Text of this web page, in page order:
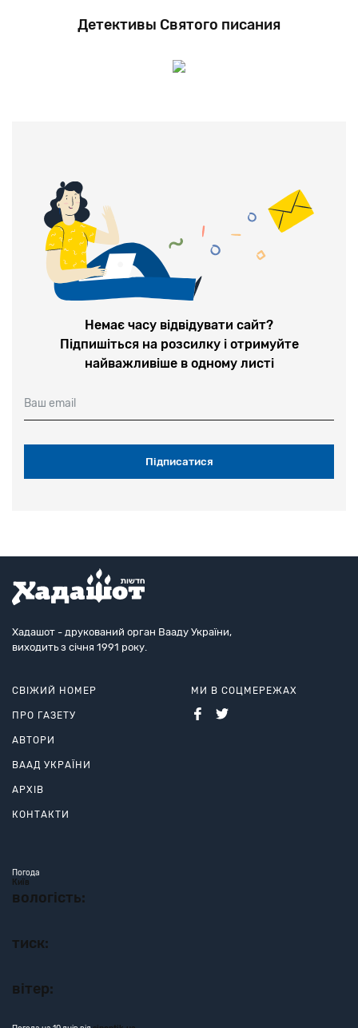
Детективы Святого писания
Немає часу відвідувати сайт?
Підпишіться на розсилку і отримуйте
найважливіше в одному листі
Ваш email
Хадашот - друкований орган Вааду України,
виходить з січня 1991 року.
СВІЖИЙ НОМЕР
ПРО ГАЗЕТУ
АВТОРИ
ВААД УКРАЇНИ
АРХІВ
КОНТАКТИ
МИ В СОЦМЕРЕЖАХ
Погода
Київ
вологість:
тиск:
вітер: